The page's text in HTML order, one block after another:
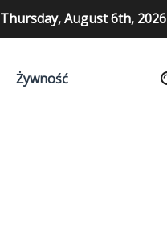
Thursday, August 6th, 2026
Żywność